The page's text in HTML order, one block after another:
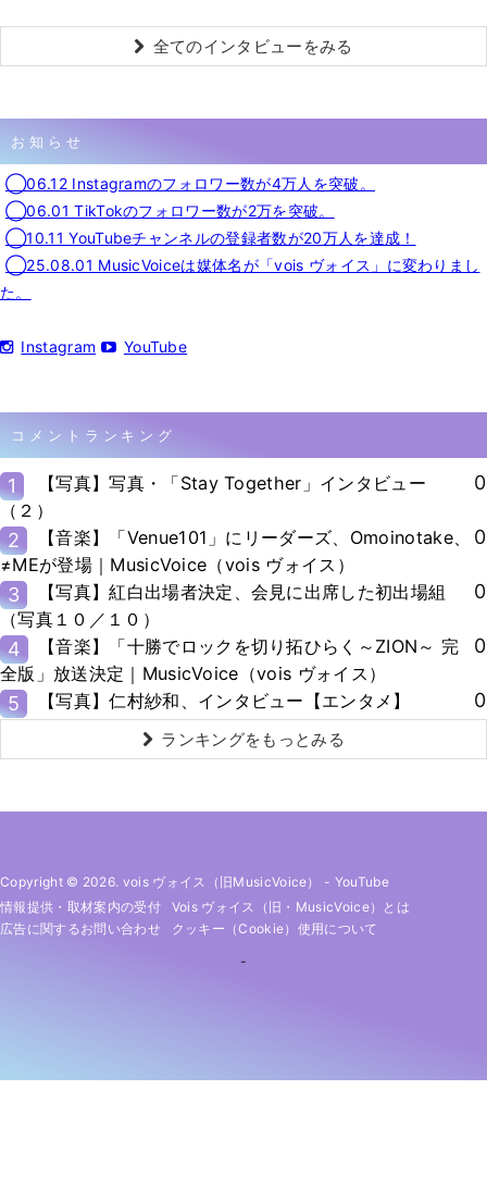
全てのインタビューをみる
お知らせ
◯06.12 Instagramのフォロワー数が4万人を突破。
◯06.01 TikTokのフォロワー数が2万を突破。
◯10.11 YouTubeチャンネルの登録者数が20万人を達成！
◯25.08.01 MusicVoiceは媒体名が「vois ヴォイス」に変わりまし
た。
Instagram YouTube
コメントランキング
1
【写真】写真・「Stay Together」インタビュー
（２）
0
2
【音楽】「Venue101」にリーダーズ、Omoinotake、
≠MEが登場｜MusicVoice（vois ヴォイス）
0
3
【写真】紅白出場者決定、会見に出席した初出場組
（写真１０／１０）
0
4
【音楽】「十勝でロックを切り拓ひらく～ZION～ 完
全版」放送決定｜MusicVoice（vois ヴォイス）
0
5 【写真】仁村紗和、インタビュー【エンタメ】 0
ランキングをもっとみる
Copyright © 2026. vois ヴォイス（旧MusicVoice） - YouTube
情報提供・取材案内の受付
Vois ヴォイス（旧・MusicVoice）とは
広告に関するお問い合わせ
クッキー（cookie）使用について
-